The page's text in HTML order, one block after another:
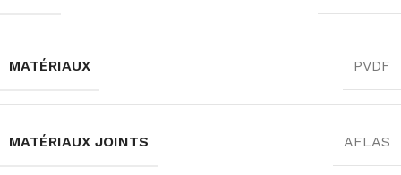
MATÉRIAUX PVDF
MATÉRIAUX JOINTS AFLAS